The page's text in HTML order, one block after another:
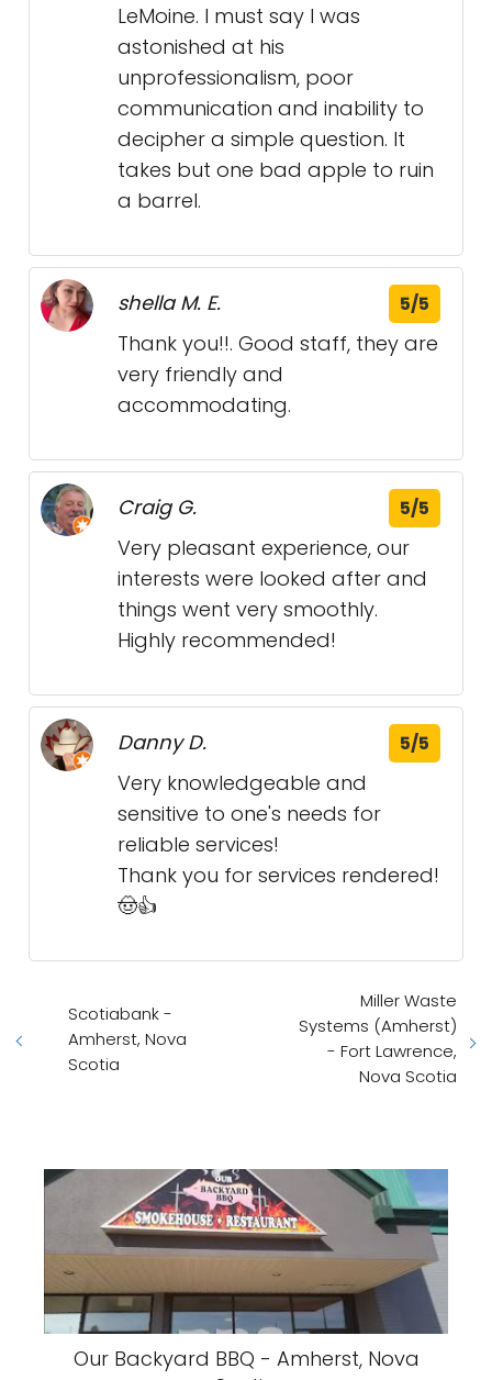
LeMoine. I must say I was
astonished at his
unprofessionalism, poor
communication and inability to
decipher a simple question. It
takes but one bad apple to ruin
a barrel.
shella M. E. 5/5
Thank you!!. Good staff, they are
very friendly and
accommodating.
Craig G. 5/5
Very pleasant experience, our
interests were looked after and
things went very smoothly.
Highly recommended!
Danny D. 5/5
Very knowledgeable and
sensitive to one's needs for
reliable services!
Thank you for services rendered!
🤠👍
Scotiabank -
Amherst, Nova
Scotia
Miller Waste
Systems (Amherst)
- Fort Lawrence,
Nova Scotia
Our Backyard BBQ - Amherst, Nova